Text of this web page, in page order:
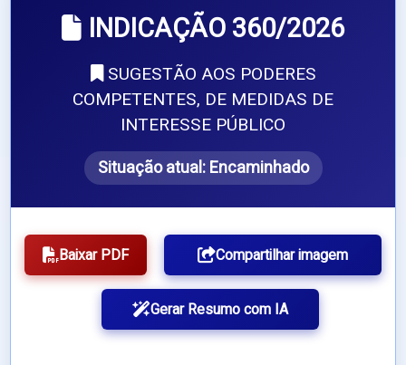
INDICAÇÃO 360/2026
SUGESTÃO AOS PODERES
COMPETENTES, DE MEDIDAS DE
INTERESSE PÚBLICO
Situação atual:Encaminhado
Baixar PDF Compartilhar imagem
Gerar Resumo com IA